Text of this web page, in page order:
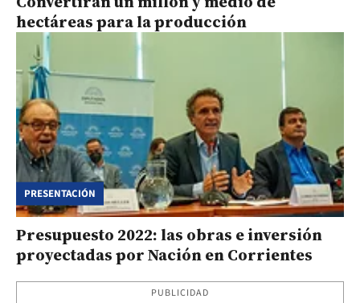
hectáreas para la producción
PRESENTACIÓN
Presupuesto 2022: las obras e inversión
proyectadas por Nación en Corrientes
PUBLICIDAD